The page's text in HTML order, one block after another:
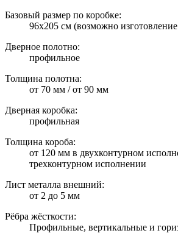
Базовый размер по коробке:
96х205 см (возможно
Дверное полотно:
профильное
Толщина полотна:
от 70 мм / от 90 мм
Дверная коробка:
профильная
Толщина короба:
от 120 мм в двухконтурном
трехконтурном исполнении
Лист металла внешний:
от 2 до 5 мм
Рёбра жёсткости:
Профильные, вертикальные и